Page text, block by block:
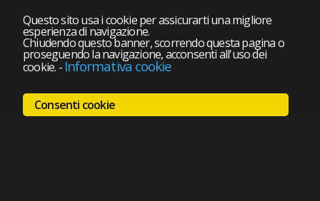
Questo sito usa i cookie per assicurarti una migliore
esperienza di navigazione.
Chiudendo questo banner, scorrendo questa pagina o
proseguendo la navigazione, acconsenti all'uso dei
cookie. - Informativa cookie
Consenti cookie